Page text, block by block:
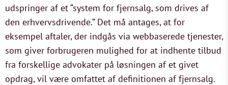
udspringer af et “system for fjernsalg, som drives af
den erhvervsdrivende.” Det må antages, at for
eksempel aftaler, der indgås via webbaserede tjenester,
som giver forbrugeren mulighed for at indhente tilbud
fra forskellige advokater på løsningen af et givet
opdrag, vil være omfattet af definitionen af fjernsalg.